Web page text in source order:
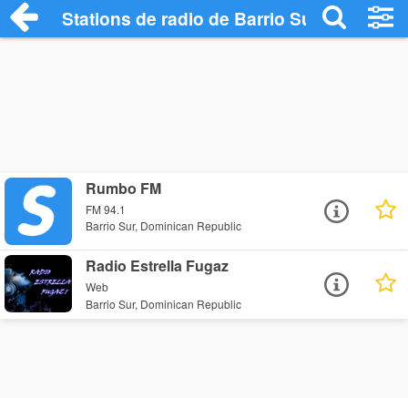
Stations de radio de Barrio Sur
Rumbo FM
FM 94.1
Barrio Sur, Dominican Republic
Radio Estrella Fugaz
Web
Barrio Sur, Dominican Republic